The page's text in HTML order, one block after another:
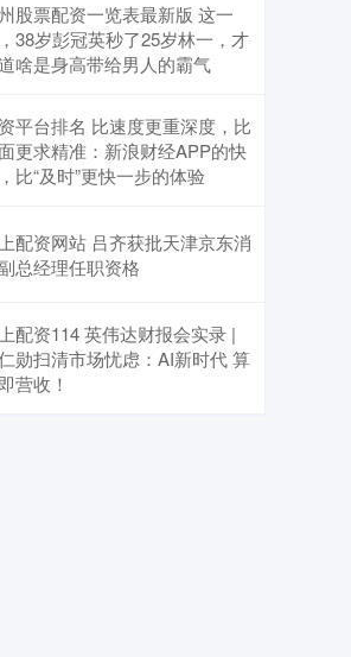
股票配资一览表最新版 这一
38岁彭冠英秒了25岁林一，才
啥是身高带给男人的霸气
平台排名 比速度更重深度，比
更求精准：新浪财经APP的快
比“及时”更快一步的体验
配资网站 吕齐获批天津京东消
总经理任职资格
配资114 英伟达财报会实录 |
勋扫清市场忧虑：AI新时代 算
营收！